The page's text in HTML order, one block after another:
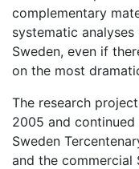
complementary
systematic
Sweden, even if
on the most
The research
2005 and
Sweden
and the commercial